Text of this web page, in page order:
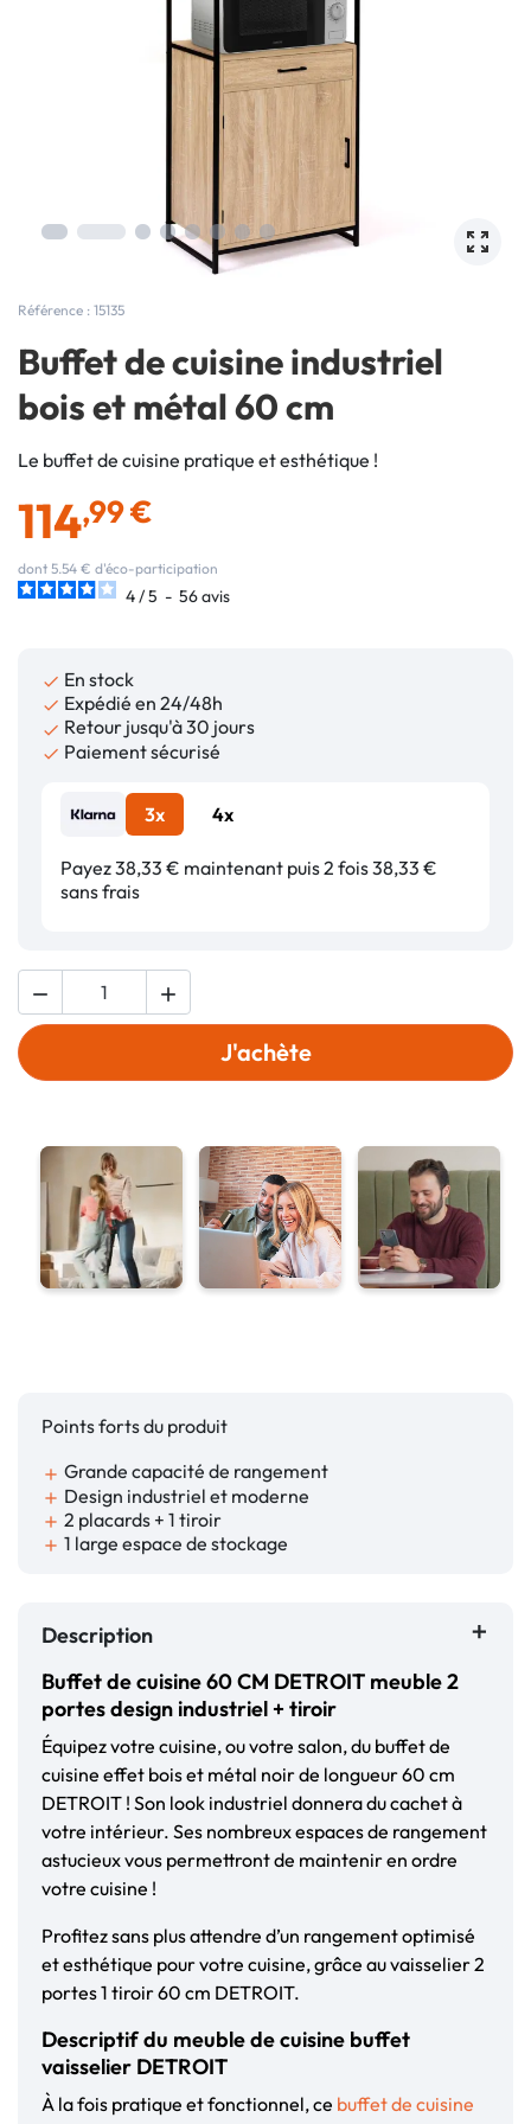
Référence : 15135
Buffet de cuisine industriel
bois et métal 60 cm
Le buffet de cuisine pratique et esthétique !
114,99 €
dont 5.54 € d'éco-participation
4/5 - 56avis
 En stock
 Expédié en 24/48h
 Retour jusqu'à 30 jours
 Paiement sécurisé
3x 4x
Payez 38,33 € maintenant puis 2 fois 38,33 €
sans frais
 
J'achète
Points forts du produit
add Grande capacité de rangement
add Design industriel et moderne
add 2 placards + 1 tiroir
add 1 large espace de stockage
Description
Buffet de cuisine 60 CM DETROIT meuble 2
portes design industriel + tiroir
Équipez votre cuisine, ou votre salon, du buffet de
cuisine effet bois et métal noir de longueur 60 cm
DETROIT ! Son look industriel donnera du cachet à
votre intérieur. Ses nombreux espaces de rangement
astucieux vous permettront de maintenir en ordre
votre cuisine !
Profitez sans plus attendre d’un rangement optimisé
et esthétique pour votre cuisine, grâce au vaisselier 2
portes 1 tiroir 60 cm DETROIT.
Descriptif du meuble de cuisine buffet
vaisselier DETROIT
À la fois pratique et fonctionnel, ce buffet de cuisine